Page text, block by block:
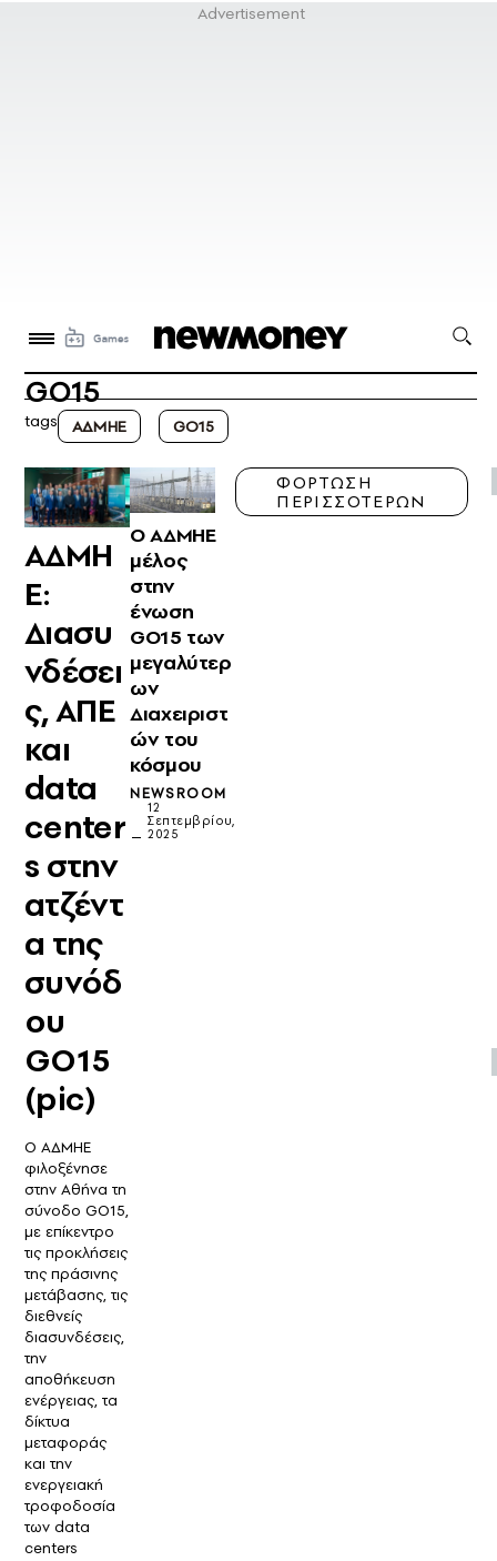
GO15
tags ΑΔΜΗΕ GO15
ΑΔΜΗ
Ε:
Διασυ
νδέσει
ς, ΑΠΕ
και
data
center
s στην
ατζέντ
α της
συνόδ
ου
GO15
(pic)
Ο ΑΔΜΗΕ
φιλοξένησε
στην Αθήνα τη
σύνοδο GO15,
με επίκεντρο
τις προκλήσεις
της πράσινης
μετάβασης, τις
διεθνείς
διασυνδέσεις,
την
αποθήκευση
ενέργειας, τα
δίκτυα
μεταφοράς
και την
ενεργειακή
τροφοδοσία
των data
centers
Ο ΑΔΜΗΕ
μέλος
στην
ένωση
GO15 των
μεγαλύτερ
ων
Διαχειριστ
ών του
κόσμου
NEWSROOM
12
Σεπτεμβρίου,
2025
ΦΟΡΤΩΣΗ
ΠΕΡΙΣΣΟΤΕΡΩΝ